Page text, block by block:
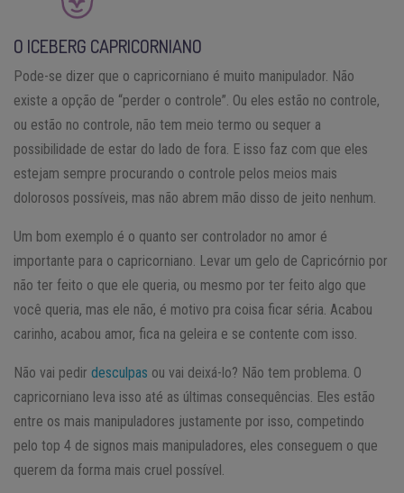
O ICEBERG CAPRICORNIANO
Pode-se dizer que o capricorniano é muito manipulador. Não
existe a opção de “perder o controle”. Ou eles estão no controle,
ou estão no controle, não tem meio termo ou sequer a
possibilidade de estar do lado de fora. E isso faz com que eles
estejam sempre procurando o controle pelos meios mais
dolorosos possíveis, mas não abrem mão disso de jeito nenhum.
Um bom exemplo é o quanto ser controlador no amor é
importante para o capricorniano. Levar um gelo de Capricórnio por
não ter feito o que ele queria, ou mesmo por ter feito algo que
você queria, mas ele não, é motivo pra coisa ficar séria. Acabou
carinho, acabou amor, fica na geleira e se contente com isso.
Não vai pedir desculpas ou vai deixá-lo? Não tem problema. O
capricorniano leva isso até as últimas consequências. Eles estão
entre os mais manipuladores justamente por isso, competindo
pelo top 4 de signos mais manipuladores, eles conseguem o que
querem da forma mais cruel possível.